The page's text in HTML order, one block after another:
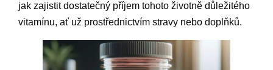
jak zajistit dostatečný příjem tohoto životně důležitého
vitamínu, ať už prostřednictvím stravy nebo doplňků.